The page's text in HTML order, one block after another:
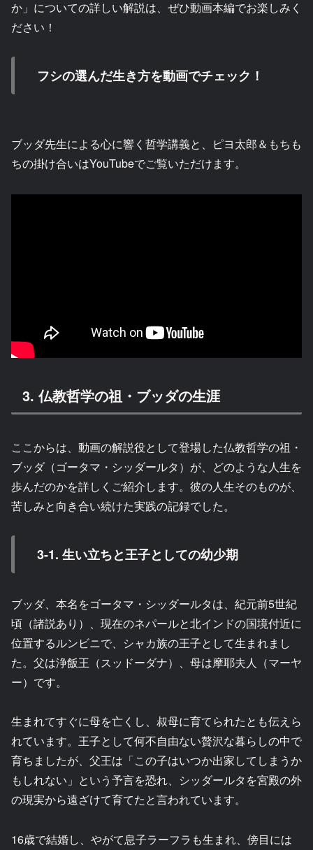
か」についての詳しい解説は、ぜひ動画本編でお楽しみく
ださい！
フシの選んだ生き方を動画でチェック！
ブッダ先生による心に響く哲学講義と、ピヨ太郎＆もちも
ちの掛け合いはYouTubeでご覧いただけます。
3. 仏教哲学の祖・ブッダの生涯
ここからは、動画の解説役として登場した仏教哲学の祖・
ブッダ（ゴータマ・シッダールタ）が、どのような人生を
歩んだのかを詳しくご紹介します。彼の人生そのものが、
苦しみと向き合い続けた実践の記録でした。
3-1. 生い立ちと王子としての幼少期
ブッダ、本名をゴータマ・シッダールタは、紀元前5世紀
頃（諸説あり）、現在のネパールと北インドの国境付近に
位置するルンビニで、シャカ族の王子として生まれまし
た。父は浄飯王（スッドーダナ）、母は摩耶夫人（マーヤ
ー）です。
生まれてすぐに母を亡くし、叔母に育てられたとも伝えら
れています。王子として何不自由ない贅沢な暮らしの中で
育ちましたが、父王は「この子はいつか出家してしまうか
もしれない」という予言を恐れ、シッダールタを宮殿の外
の現実から遠ざけて育てたと言われています。
16歳で結婚し、やがて息子ラーフラも生まれ、傍目には